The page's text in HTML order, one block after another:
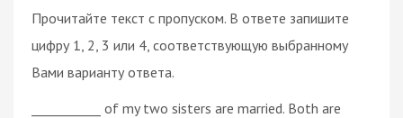
Прочитайте текст с пропуском. В ответе запишите
цифру 1, 2, 3 или 4, соответствующую выбранному
Вами варианту ответа.
___________ of my two sisters are married. Both are